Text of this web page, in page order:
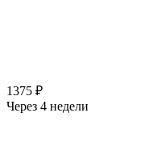
1375 ₽
Через 4 недели